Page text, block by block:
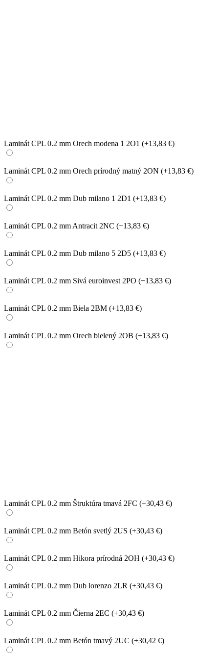
Laminát CPL 0.2 mm Orech modena 1 2O1 (+13,83 €)
Laminát CPL 0.2 mm Orech prírodný matný 2ON (+13,83 €)
Laminát CPL 0.2 mm Dub milano 1 2D1 (+13,83 €)
Laminát CPL 0.2 mm Antracit 2NC (+13,83 €)
Laminát CPL 0.2 mm Dub milano 5 2D5 (+13,83 €)
Laminát CPL 0.2 mm Sivá euroinvest 2PO (+13,83 €)
Laminát CPL 0.2 mm Biela 2BM (+13,83 €)
Laminát CPL 0.2 mm Orech bielený 2OB (+13,83 €)
Laminát CPL 0.2 mm Štruktúra tmavá 2FC (+30,43 €)
Laminát CPL 0.2 mm Betón svetlý 2US (+30,43 €)
Laminát CPL 0.2 mm Hikora prírodná 2OH (+30,43 €)
Laminát CPL 0.2 mm Dub lorenzo 2LR (+30,43 €)
Laminát CPL 0.2 mm Čierna 2EC (+30,43 €)
Laminát CPL 0.2 mm Betón tmavý 2UC (+30,42 €)